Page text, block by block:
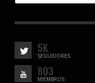
5K
SEGUIDORES
803
MIEMBROS